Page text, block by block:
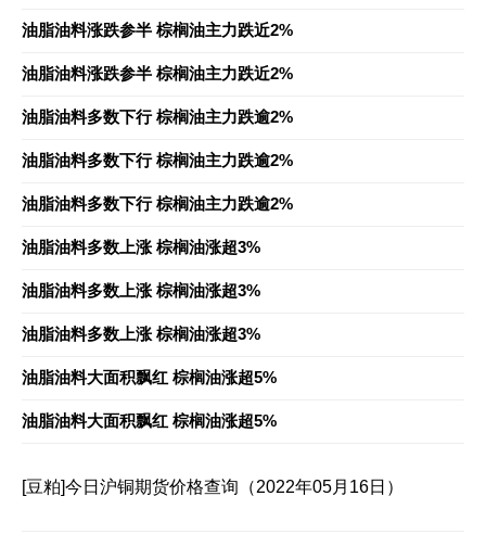
油脂油料涨跌参半 棕榈油主力跌近2%
油脂油料涨跌参半 棕榈油主力跌近2%
油脂油料多数下行 棕榈油主力跌逾2%
油脂油料多数下行 棕榈油主力跌逾2%
油脂油料多数下行 棕榈油主力跌逾2%
油脂油料多数上涨 棕榈油涨超3%
油脂油料多数上涨 棕榈油涨超3%
油脂油料多数上涨 棕榈油涨超3%
油脂油料大面积飘红 棕榈油涨超5%
油脂油料大面积飘红 棕榈油涨超5%
[豆粕]今日沪铜期货价格查询（2022年05月16日）